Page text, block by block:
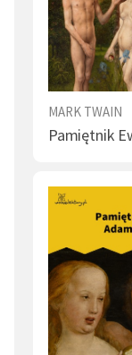
MARK TWAIN
Pamiętnik